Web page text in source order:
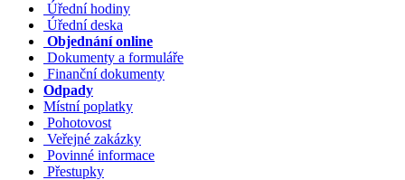
Úřední hodiny
Úřední deska
Objednání online
Dokumenty a formuláře
Finanční dokumenty
Odpady
Místní poplatky
Pohotovost
Veřejné zakázky
Povinné informace
Přestupky